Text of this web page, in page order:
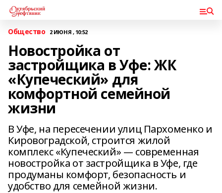
Общество 2 ИЮНЯ , 10:52
Новостройка от
застройщика в Уфе: ЖК
«Купеческий» для
комфортной семейной
жизни
В Уфе, на пересечении улиц Пархоменко и
Кировоградской, строится жилой
комплекс «Купеческий» — современная
новостройка от застройщика в Уфе, где
продуманы комфорт, безопасность и
удобство для семейной жизни.